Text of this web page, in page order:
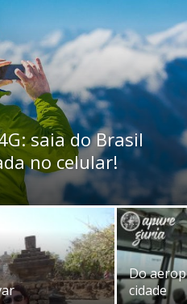
saia do Brasil
no celular!
Do
cidade